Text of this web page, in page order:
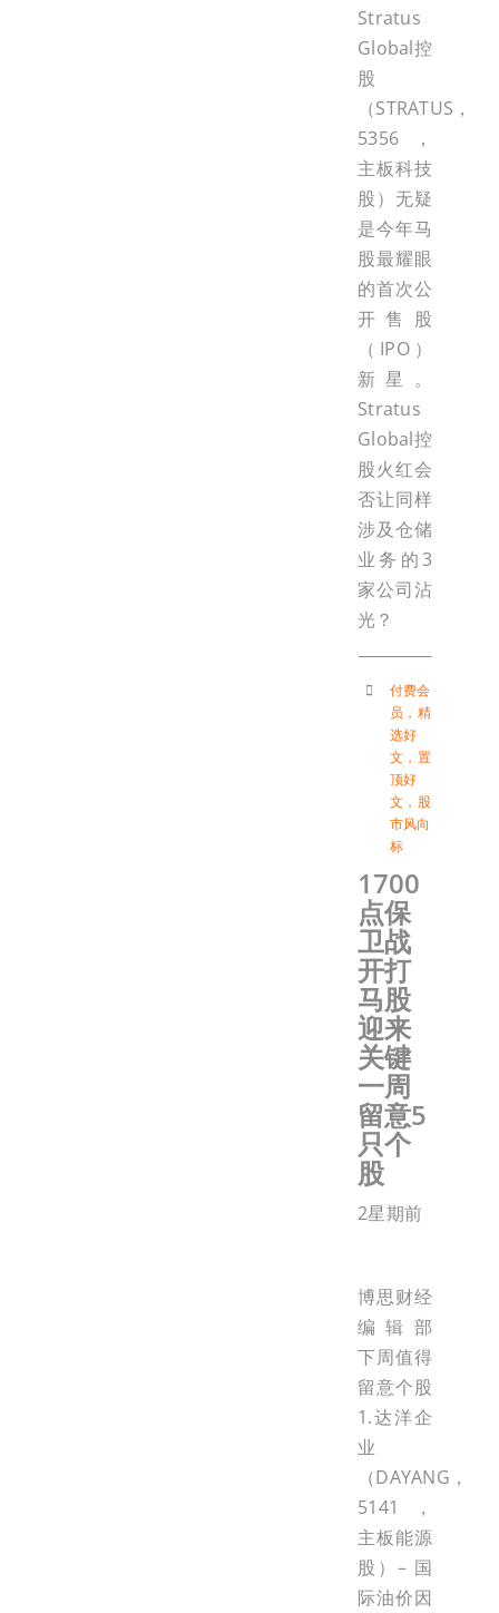
Stratus
Global控
股
（STRATUS，
5356，
主板科技
股）无疑
是今年马
股最耀眼
的首次公
开售股
（IPO）
新星。
Stratus
Global控
股火红会
否让同样
涉及仓储
业务的3
家公司沾
光？
付费会
员 ， 精
选好
文 ， 置
顶好
文 ， 股
市风向
标
1700
点保
卫战
开打
马股
迎来
关键
一周
留意5
只个
股
2星期前
博思财经
编辑部
下周值得
留意个股
1.达洋企
业
（DAYANG，
5141，
主板能源
股）– 国
际油价因